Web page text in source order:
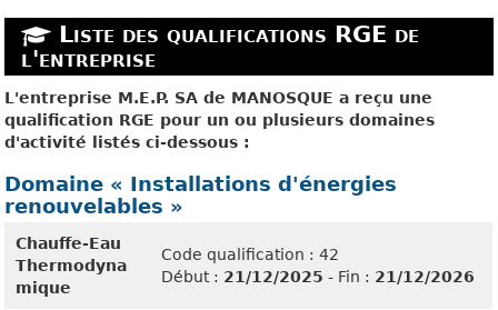
Liste des qualifications RGE de
l'entreprise
L'entreprise M.E.P. SA de MANOSQUE a reçu une
qualification RGE pour un ou plusieurs domaines
d'activité listés ci-dessous :
Domaine « Installations d'énergies
renouvelables »
Chauffe-Eau
Thermodyna
mique
Code qualification : 42
Début : 21/12/2025 - Fin : 21/12/2026